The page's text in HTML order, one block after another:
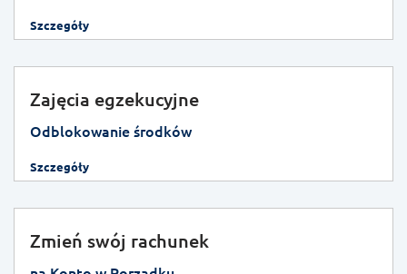
Szczegóły
Zajęcia egzekucyjne
Odblokowanie środków
Szczegóły
Zmień swój rachunek